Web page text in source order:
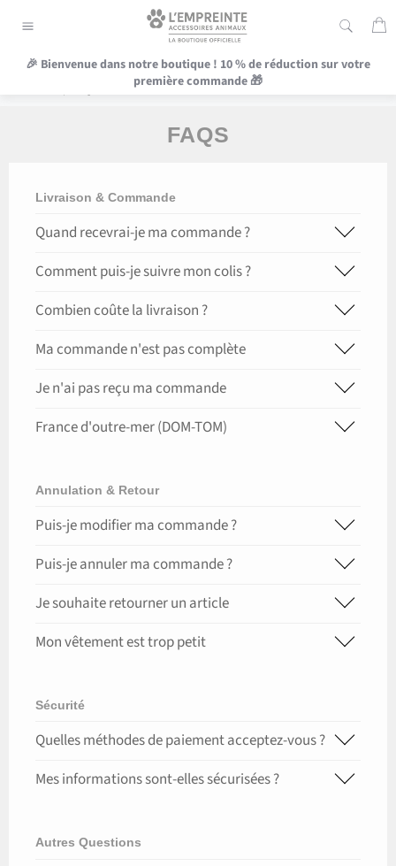
🎉 Bienvenue dans notre boutique ! 10 % de réduction sur votre
première commande 🎁
FAQS
Livraison & Commande
Quand recevrai-je ma commande ?
Comment puis-je suivre mon colis ?
Combien coûte la livraison ?
Ma commande n'est pas complète
Je n'ai pas reçu ma commande
France d'outre-mer (DOM-TOM)
Annulation & Retour
Puis-je modifier ma commande ?
Puis-je annuler ma commande ?
Je souhaite retourner un article
Mon vêtement est trop petit
Sécurité
Quelles méthodes de paiement acceptez-vous ?
Mes informations sont-elles sécurisées ?
Autres Questions